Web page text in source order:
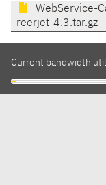
WebService-
reerjet-4.3.tar.gz
Current bandwidth